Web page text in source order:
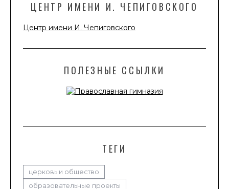
ЦЕНТР ИМЕНИ И. ЧЕПИГОВСКОГО
Центр имени И. Чепиговского
ПОЛЕЗНЫЕ ССЫЛКИ
ТЕГИ
церковь и общество
образовательные проекты